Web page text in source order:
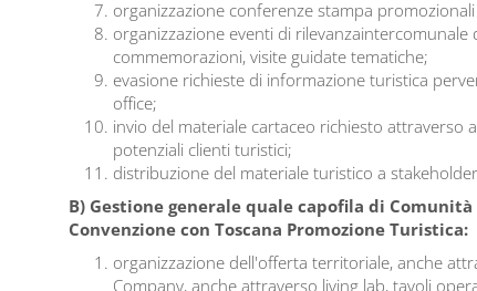
organizzazione conferenze stampa
organizzazione eventi di
commemorazioni, visite guidate tematiche;
evasione richieste di informazione turistica
office;
invio del materiale cartaceo richiesto attraverso
potenziali clienti turistici;
distribuzione del materiale turistico a
B) Gestione generale quale capofila di
Convenzione con Toscana Promozione Turistica:
organizzazione dell'offerta territoriale, anche
Company, anche attraverso living lab, tavoli